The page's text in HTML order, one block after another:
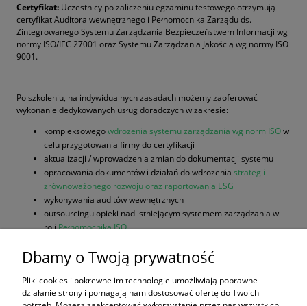
Certyfikat: Uczestnicy po zaliczeniu egzaminu testowego otrzymują
certyfikat Auditora wewnętrznego i Pełnomocnika Zarządu ds.
Zintegrowanego Systemu Zarządzania Bezpieczeństwem Informacji wg
normy ISO/IEC 27001 oraz Systemu Zarządzania Jakością wg normy ISO
9001.
Po szkoleniu, na indywidualnych zasadach możemy zaoferować
wykonanie dedykowanych usług doradczych w zakresie:
kompleksowegowdrożenia systemu zarządzania wg norm ISOw
celu przygotowania firmy do certyfikacji
aktualizacji / wprowadzenia zmian do dokumentacji systemu
opracowania dokumentów i działań do wdrożenia strategii
zrównoważonego rozwoju oraz raportowania ESG
wykonywania auditów wewnętrznych
outsourcingu opieki nad istniejącym systemem zarządzania w
roliPełnomocnika ISO
Zapytania prosimy kierować na adres:
Dbamy o Twoją prywatność
Pliki cookies i pokrewne im technologie umożliwiają poprawne
działanie strony i pomagają nam dostosować ofertę do Twoich